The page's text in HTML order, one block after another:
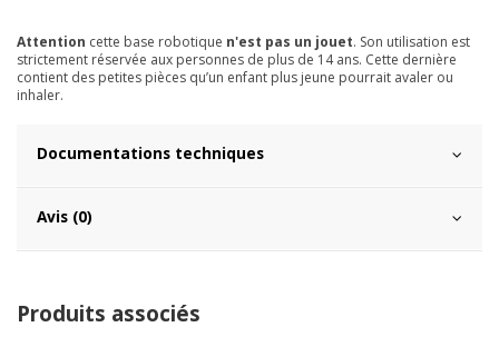
Attention cette base robotique n'est pas un jouet. Son utilisation est
strictement réservée aux personnes de plus de 14 ans. Cette dernière
contient des petites pièces qu’un enfant plus jeune pourrait avaler ou
inhaler.
Documentations techniques
Avis (0)
Produits associés